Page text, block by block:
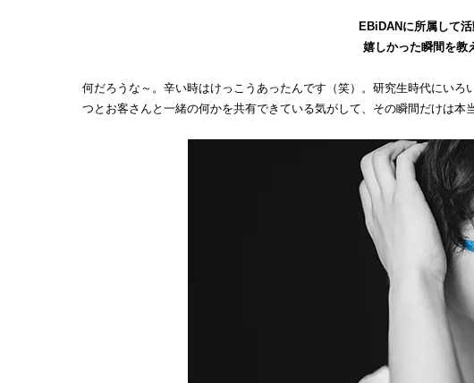
EBiDANに所属して
嬉しかった瞬間を教
何だろうな～。辛い時はけっこうあったんです（笑）。研究生時代にい
つとお客さんと一緒の何かを共有できている気がして、その瞬間だけは本